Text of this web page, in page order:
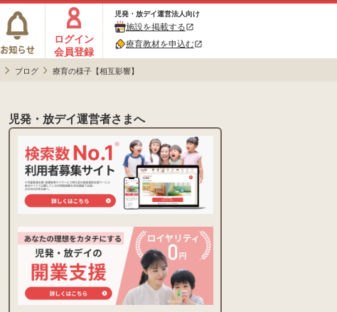
ログイン
会員登録
児発・放デイ運営法人向け
施設を掲載するopen_in_new
療育教材を申込むopen_in_new
ブログ 療育の様子【相互影響】
児発・放デイ運営者さまへ